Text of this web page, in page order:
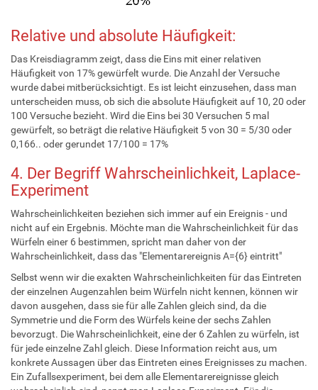
Relative und absolute Häufigkeit:
Das Kreisdiagramm zeigt, dass die Eins mit einer relativen
Häufigkeit von 17% gewürfelt wurde. Die Anzahl der Versuche
wurde dabei mitberücksichtigt. Es ist leicht einzusehen, dass man
unterscheiden muss, ob sich die absolute Häufigkeit auf 10, 20 oder
100 Versuche bezieht. Wird die Eins bei 30 Versuchen 5 mal
gewürfelt, so beträgt die relative Häufigkeit 5 von 30 = 5/30 oder
0,166.. oder gerundet 17/100 = 17%
4. Der Begriff Wahrscheinlichkeit, Laplace-
Experiment
Wahrscheinlichkeiten beziehen sich immer auf ein Ereignis - und
nicht auf ein Ergebnis. Möchte man die Wahrscheinlichkeit für das
Würfeln einer 6 bestimmen, spricht man daher von der
Wahrscheinlichkeit, dass das "Elementarereignis A={6} eintritt"
Selbst wenn wir die exakten Wahrscheinlichkeiten für das Eintreten
der einzelnen Augenzahlen beim Würfeln nicht kennen, können wir
davon ausgehen, dass sie für alle Zahlen gleich sind, da die
Symmetrie und die Form des Würfels keine der sechs Zahlen
bevorzugt. Die Wahrscheinlichkeit, eine der 6 Zahlen zu würfeln, ist
für jede einzelne Zahl gleich. Diese Information reicht aus, um
konkrete Aussagen über das Eintreten eines Ereignisses zu machen.
Ein Zufallsexperiment, bei dem alle Elementarereignisse gleich